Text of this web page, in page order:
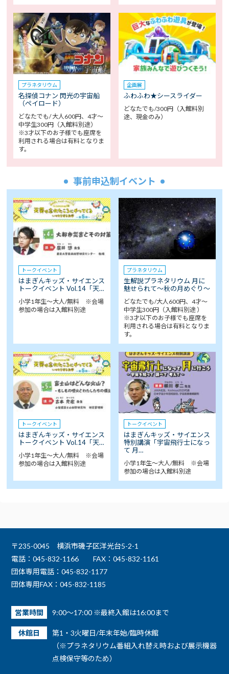
プラネタリウム
名探偵コナン 閃光の宇宙船
（ペイロード）
どなたでも/ 大人600円、4才～
中学生300円（入館料別途）
※3才以下のお子様でも座席を
利用される場合は有料となりま
す。
企画展
ふわふわ★シースライダー
どなたでも/300円（入館料別
途、現金のみ）
事前申込制イベント
トークイベント
はまぎんキッズ・サイエンス
トークイベント Vol.14「天…
小学1年生～大人/無料 ※会場
参加の場合は入館料別途
プラネタリウム
生解説プラネタリウム 月に
魅せられて～秋の月めぐり～
どなたでも/大人600円、4才～
中学生300円（入館料別途 ）
※3才以下のお子様でも座席を
利用される場合は有料となりま
す。
トークイベント
はまぎんキッズ・サイエンス
トークイベント Vol.14「天…
小学1年生～大人/無料 ※会場
参加の場合は入館料別途
トークイベント
はまぎんキッズ・サイエンス
特別講演「宇宙飛行士になっ
て 月…
小学1年生～大人/無料 ※会場
参加の場合は入館料別途
〒235-0045 横浜市磯子区洋光台5-2-1
電話：045-832-1166
FAX：045-832-1161
団体専用電話：045-832-1177
団体専用FAX：045-832-1185
営業時間 9:00～17:00 ※最終入館は16:00まで
休館日
第1・3火曜日/年末年始/臨時休館
（※プラネタリウム番組入れ替え時および展示機器
点検保守等のため）